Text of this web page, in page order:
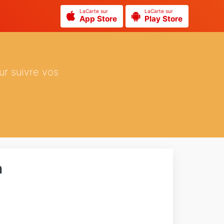
LaCarte sur
App Store
LaCarte sur
Play Store
suivre vos